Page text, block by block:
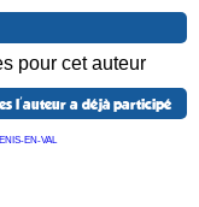
pour cet auteur
l'auteur a déjà participé
EN-VAL